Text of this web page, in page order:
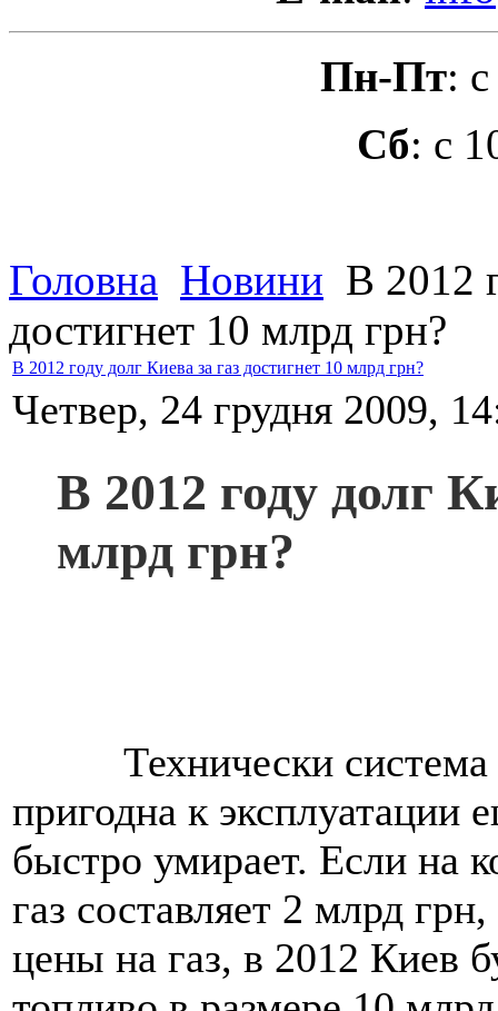
Пн-Пт:
Сб: с
Головна Новини В 2012
достигнет 10 млрд грн?
В 2012 году долг Киева за газ достигнет 10 млрд грн?
Четвер, 24 грудня 2009,
В 2012 году долг
млрд грн?
Технически система
пригодна к эксплуатации
быстро умирает. Если на
газ составляет 2 млрд
цены на газ, в 2012 Киев